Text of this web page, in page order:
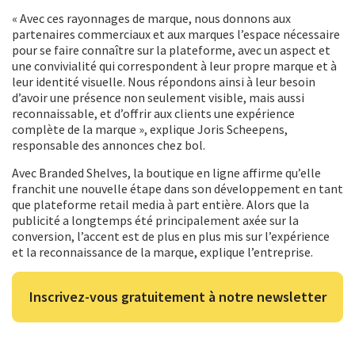
« Avec ces rayonnages de marque, nous donnons aux
partenaires commerciaux et aux marques l’espace nécessaire
pour se faire connaître sur la plateforme, avec un aspect et
une convivialité qui correspondent à leur propre marque et à
leur identité visuelle. Nous répondons ainsi à leur besoin
d’avoir une présence non seulement visible, mais aussi
reconnaissable, et d’offrir aux clients une expérience
complète de la marque », explique Joris Scheepens,
responsable des annonces chez bol.
Avec Branded Shelves, la boutique en ligne affirme qu’elle
franchit une nouvelle étape dans son développement en tant
que plateforme retail media à part entière. Alors que la
publicité a longtemps été principalement axée sur la
conversion, l’accent est de plus en plus mis sur l’expérience
et la reconnaissance de la marque, explique l’entreprise.
Inscrivez-vous gratuitement à notre newsletter